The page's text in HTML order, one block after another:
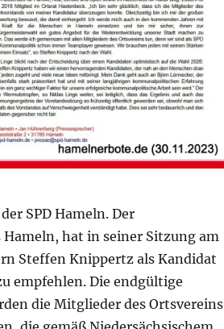
SPD Hameln. Der
hat in seiner Sitzung am
Steffen Knippertz als Kandidat
empfehlen. Die endgültige
die Mitglieder des Ortsvereins